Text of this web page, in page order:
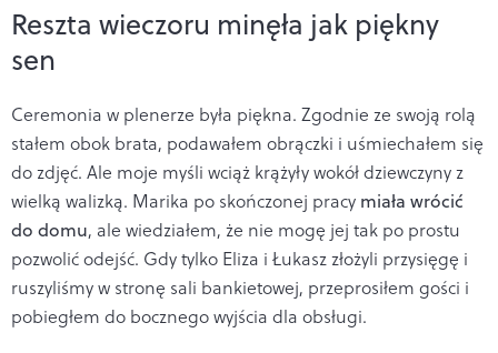
Reszta wieczoru minęła jak piękny
sen
Ceremonia w plenerze była piękna. Zgodnie ze swoją rolą
stałem obok brata, podawałem obrączki i uśmiechałem się
do zdjęć. Ale moje myśli wciąż krążyły wokół dziewczyny z
wielką walizką. Marika po skończonej pracy miała wrócić
do domu, ale wiedziałem, że nie mogę jej tak po prostu
pozwolić odejść. Gdy tylko Eliza i Łukasz złożyli przysięgę i
ruszyliśmy w stronę sali bankietowej, przeprosiłem gości i
pobiegłem do bocznego wyjścia dla obsługi.